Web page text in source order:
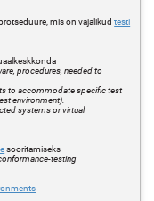
protseduure, mis on vajalikudtesti
procedures, needed to
to accommodate specific test
environment).
systems or virtual
sooritamiseks
testing